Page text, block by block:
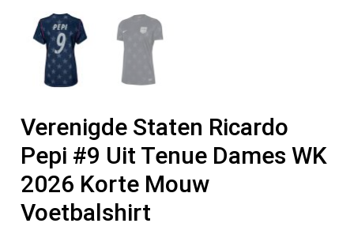
Verenigde Staten Ricardo
Pepi #9 Uit Tenue Dames WK
2026 Korte Mouw
Voetbalshirt